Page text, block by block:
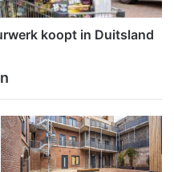
koopt in Duitsland